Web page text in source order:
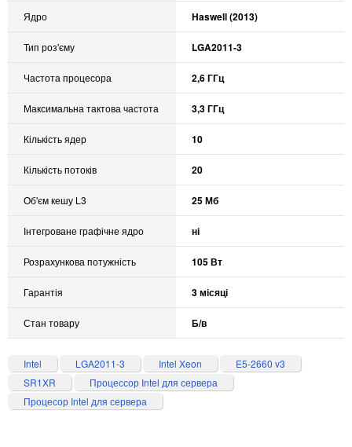
Ядро Haswell (2013)
Тип роз'єму LGA2011-3
Частота процесора 2,6 ГГц
Максимальна тактова частота 3,3 ГГц
Кількість ядер 10
Кількість потоків 20
Об'єм кешу L3 25 Мб
Інтегроване графічне ядро ні
Розрахункова потужність 105 Вт
Гарантія 3 місяці
Стан товару Б/в
Intel LGA2011-3 Intel Xeon
E5-2660 v3
SR1XR
Процессор Intel для сервера
Процесор Intel для сервера